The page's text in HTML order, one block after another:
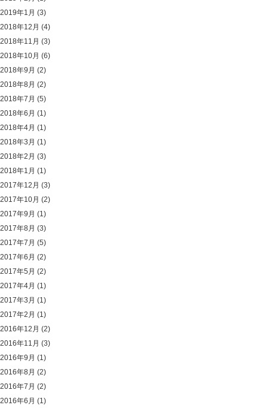
2019年1月 (3)
2018年12月 (4)
2018年11月 (3)
2018年10月 (6)
2018年9月 (2)
2018年8月 (2)
2018年7月 (5)
2018年6月 (1)
2018年4月 (1)
2018年3月 (1)
2018年2月 (3)
2018年1月 (1)
2017年12月 (3)
2017年10月 (2)
2017年9月 (1)
2017年8月 (3)
2017年7月 (5)
2017年6月 (2)
2017年5月 (2)
2017年4月 (1)
2017年3月 (1)
2017年2月 (1)
2016年12月 (2)
2016年11月 (3)
2016年9月 (1)
2016年8月 (2)
2016年7月 (2)
2016年6月 (1)